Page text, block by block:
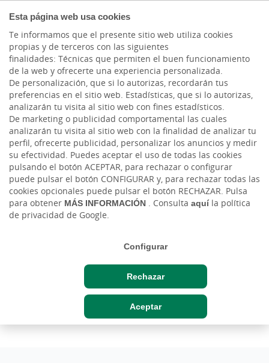
Esta página web usa cookies
Te informamos que el presente sitio web utiliza cookies
propias y de terceros con las siguientes
finalidades: Técnicas que permiten el buen funcionamiento
de la web y ofrecerte una experiencia personalizada.
De personalización, que si lo autorizas, recordarán tus
preferencias en el sitio web. Estadísticas, que si lo autorizas,
analizarán tu visita al sitio web con fines estadísticos.
De marketing o publicidad comportamental las cuales
analizarán tu visita al sitio web con la finalidad de analizar tu
perfil, ofrecerte publicidad, personalizar los anuncios y medir
su efectividad. Puedes aceptar el uso de todas las cookies
pulsando el botón ACEPTAR, para rechazar o configurar
puede pulsar el botón CONFIGURAR y, para rechazar todas las
cookies opcionales puede pulsar el botón RECHAZAR. Pulsa
para obtener MÁS INFORMACIÓN . Consulta aquíla política
de privacidad de Google.
Configurar
Rechazar
Aceptar
Tarjetas para Autónomos y
Comercios